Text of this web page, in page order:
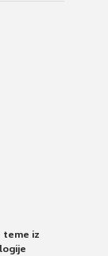
teme iz